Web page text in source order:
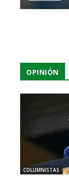
OPINIÓN
COLUMNISTAS